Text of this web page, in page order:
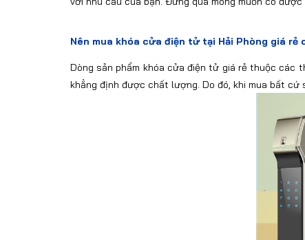
Nên mua khóa cửa điện tử tại Hải Phòng giá rẻ
Dòng sản phẩm khóa cửa điện tử giá rẻ thuộc các
khẳng định được chất lượng. Do đó, khi mua bất cứ